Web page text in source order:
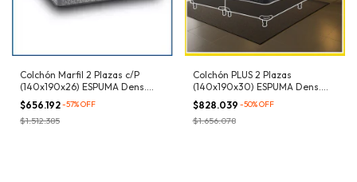
Colchón Marfil 2 Plazas c/P
(140x190x26) ESPUMA Dens.
32kg/m³
$656.192-57%OFF
$1.512.385
Colchón PLUS 2 Plazas
(140x190x30) ESPUMA Dens.
32kg/m³
$828.039 -50%OFF
$1.656.078